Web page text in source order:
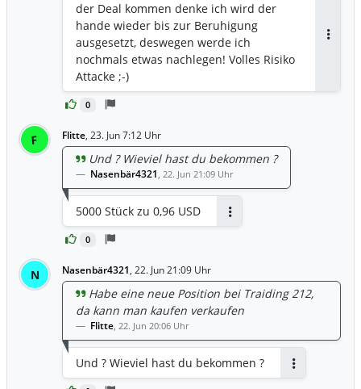
0
der Deal kommen denke ich wird der
hande wieder bis zur Beruhigung
ausgesetzt, deswegen werde ich
nochmals etwas nachlegen! Volles Risiko
Attacke ;-)
F Flitte, 23. Jun 7:12 Uhr
0
Und ? Wieviel hast du bekommen ?
Nasenbär4321, 22. Jun 21:09 Uhr
5000 Stück zu 0,96 USD
N Nasenbär4321, 22. Jun 21:09 Uhr
Habe eine neue Position bei Traiding 212,
da kann man kaufen verkaufen
Flitte, 22. Jun 20:06 Uhr
Und ? Wieviel hast du bekommen ?